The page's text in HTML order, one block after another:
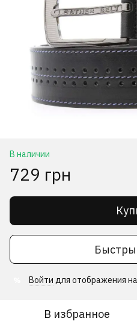
В наличии
729 грн
Войти для отображения
В избранное